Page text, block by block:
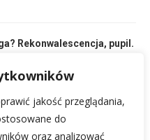
jakość przeglądania,
do
oraz analizować
Rekonwalescencja, pupil.
Szybki poradnik dla